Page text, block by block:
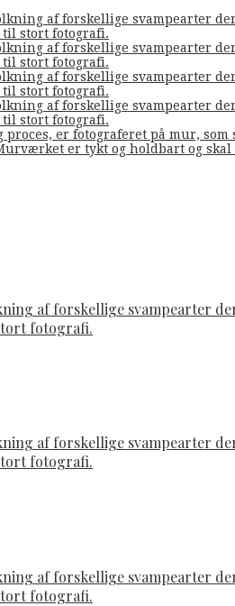
af forskellige svampearter
stort fotografi.
af forskellige svampearter
stort fotografi.
af forskellige svampearter
stort fotografi.
af forskellige svampearter
stort fotografi.
er fotograferet på mur,
er tykt og holdbart og
af forskellige svampearter
fotografi.
af forskellige svampearter
fotografi.
af forskellige svampearter
fotografi.